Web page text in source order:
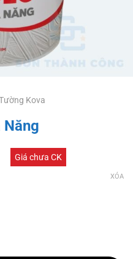
Kova
Giá chưa CK
XÓA